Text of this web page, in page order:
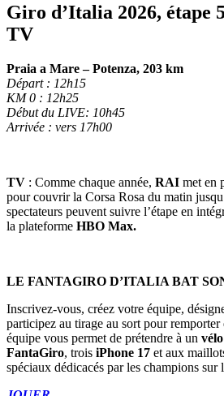
Giro d’Italia 2026, étape
TV
Praia a Mare – Potenza, 203 km
Départ : 12h15
KM 0 : 12h25
Début du LIVE: 10h45
Arrivée : vers 17h00
TV : Comme chaque année, RAI met en
pour couvrir la Corsa Rosa du matin
spectateurs peuvent suivre l’étape en
la plateforme HBO Max.
LE FANTAGIRO D’ITALIA BAT
Inscrivez-vous, créez votre équipe,
participez au tirage au sort pour
équipe vous permet de prétendre à un
FantaGiro, trois iPhone 17 et aux
spéciaux dédicacés par les champions sur